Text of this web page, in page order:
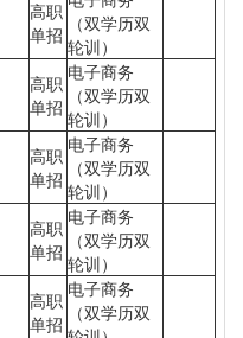
高职
单招
（双学历双
轮训）
高职
单招
电子商务
（双学历双
轮训）
高职
单招
电子商务
（双学历双
轮训）
高职
单招
电子商务
（双学历双
轮训）
高职
单招
电子商务
（双学历双